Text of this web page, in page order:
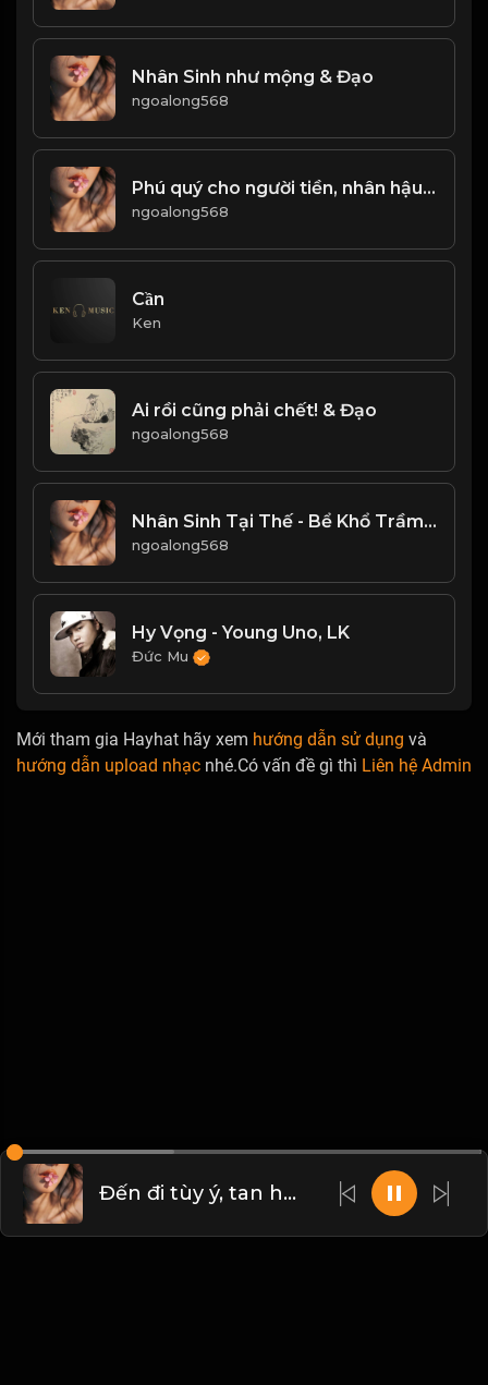
Nhân Sinh như mộng & Đạo
ngoalong568
Phú quý cho người tiền, nhân hậu cho người trả lời! Đạo
ngoalong568
Cần
Ken
Ai rồi cũng phải chết! & Đạo
ngoalong568
Nhân Sinh Tại Thế - Bể Khổ Trầm Luân! & Đạo
ngoalong568
Hy Vọng - Young Uno, LK
Đức Mu
Mới tham gia Hayhat hãy xem hướng dẫn sử dụng và
hướng dẫn upload nhạc nhé.Có vấn đề gì thì Liên hệ Admin
Đến đi tùy ý, tan hợp tùy duyên! & Đạo